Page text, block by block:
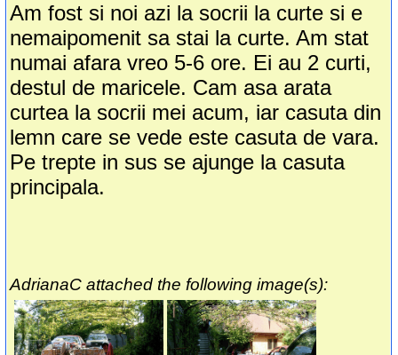
Am fost si noi azi la socrii la curte si e
nemaipomenit sa stai la curte. Am stat
numai afara vreo 5-6 ore. Ei au 2 curti,
destul de maricele. Cam asa arata
curtea la socrii mei acum, iar casuta din
lemn care se vede este casuta de vara.
Pe trepte in sus se ajunge la casuta
principala.
AdrianaC attached the following image(s):